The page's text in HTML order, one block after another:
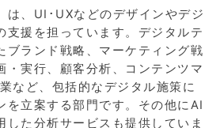
は、UI･UXなどのデザインやデジ
支援を担っています。デジタルテ
ブランド戦略、マーケティング戦
・実行、顧客分析、コンテンツマ
など、包括的なデジタル施策に
を立案する部門です。その他にAI
した分析サービスも提供していま